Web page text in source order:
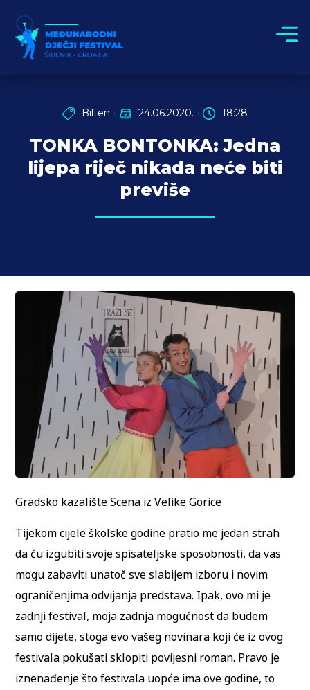
Bilten 24.06.2020. 18:28
TONKA BONTONKA: Jedna
lijepa riječ nikada neće biti
previše
Gradsko kazalište Scena iz Velike Gorice
Tijekom cijele školske godine pratio me jedan strah
da ću izgubiti svoje spisateljske sposobnosti, da vas
mogu zabaviti unatoč sve slabijem izboru i novim
ograničenjima odvijanja predstava. Ipak, ovo mi je
zadnji festival, moja zadnja mogućnost da budem
samo dijete, stoga evo vašeg novinara koji će iz ovog
festivala pokušati sklopiti povijesni roman. Pravo je
iznenađenje što festivala uopće ima ove godine, to